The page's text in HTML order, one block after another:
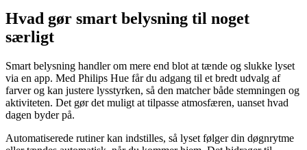
Hvad gør smart belysning til noget
særligt
Smart belysning handler om mere end blot at tænde og slukke lyset
via en app. Med Philips Hue får du adgang til et bredt udvalg af
farver og kan justere lysstyrken, så den matcher både stemningen og
aktiviteten. Det gør det muligt at tilpasse atmosfæren, uanset hvad
dagen byder på.
Automatiserede rutiner kan indstilles, så lyset følger din døgnrytme